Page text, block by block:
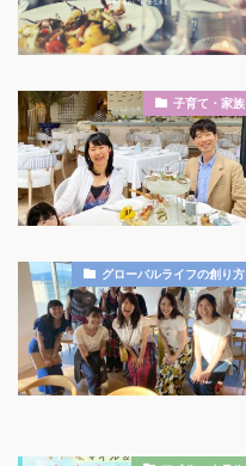
子育て・家族
グローバルライフの創り方